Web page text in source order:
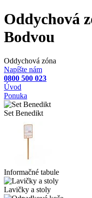
Oddychová
Bodvou
Oddychová zóna
Napíšte nám
0800 500 023
Úvod
Ponuka
Set Benedikt
Informačné tabule
Lavičky a stoly